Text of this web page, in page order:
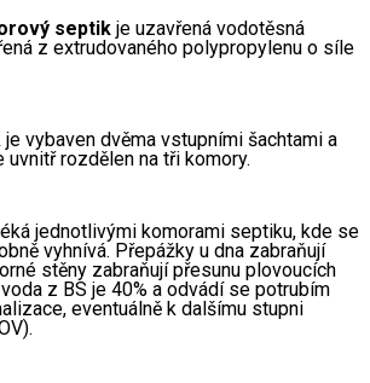
septik je uzavřená vodotěsná
z extrudovaného polypropylenu o síle
vybaven dvěma vstupními šachtami a
rozdělen na tři komory.
jednotlivými komorami septiku, kde se
vyhnívá. Přepážky u dna zabraňují
stěny zabraňují přesunu plovoucích
z BS je 40% a odvádí se potrubím
eventuálně k dalšímu stupni